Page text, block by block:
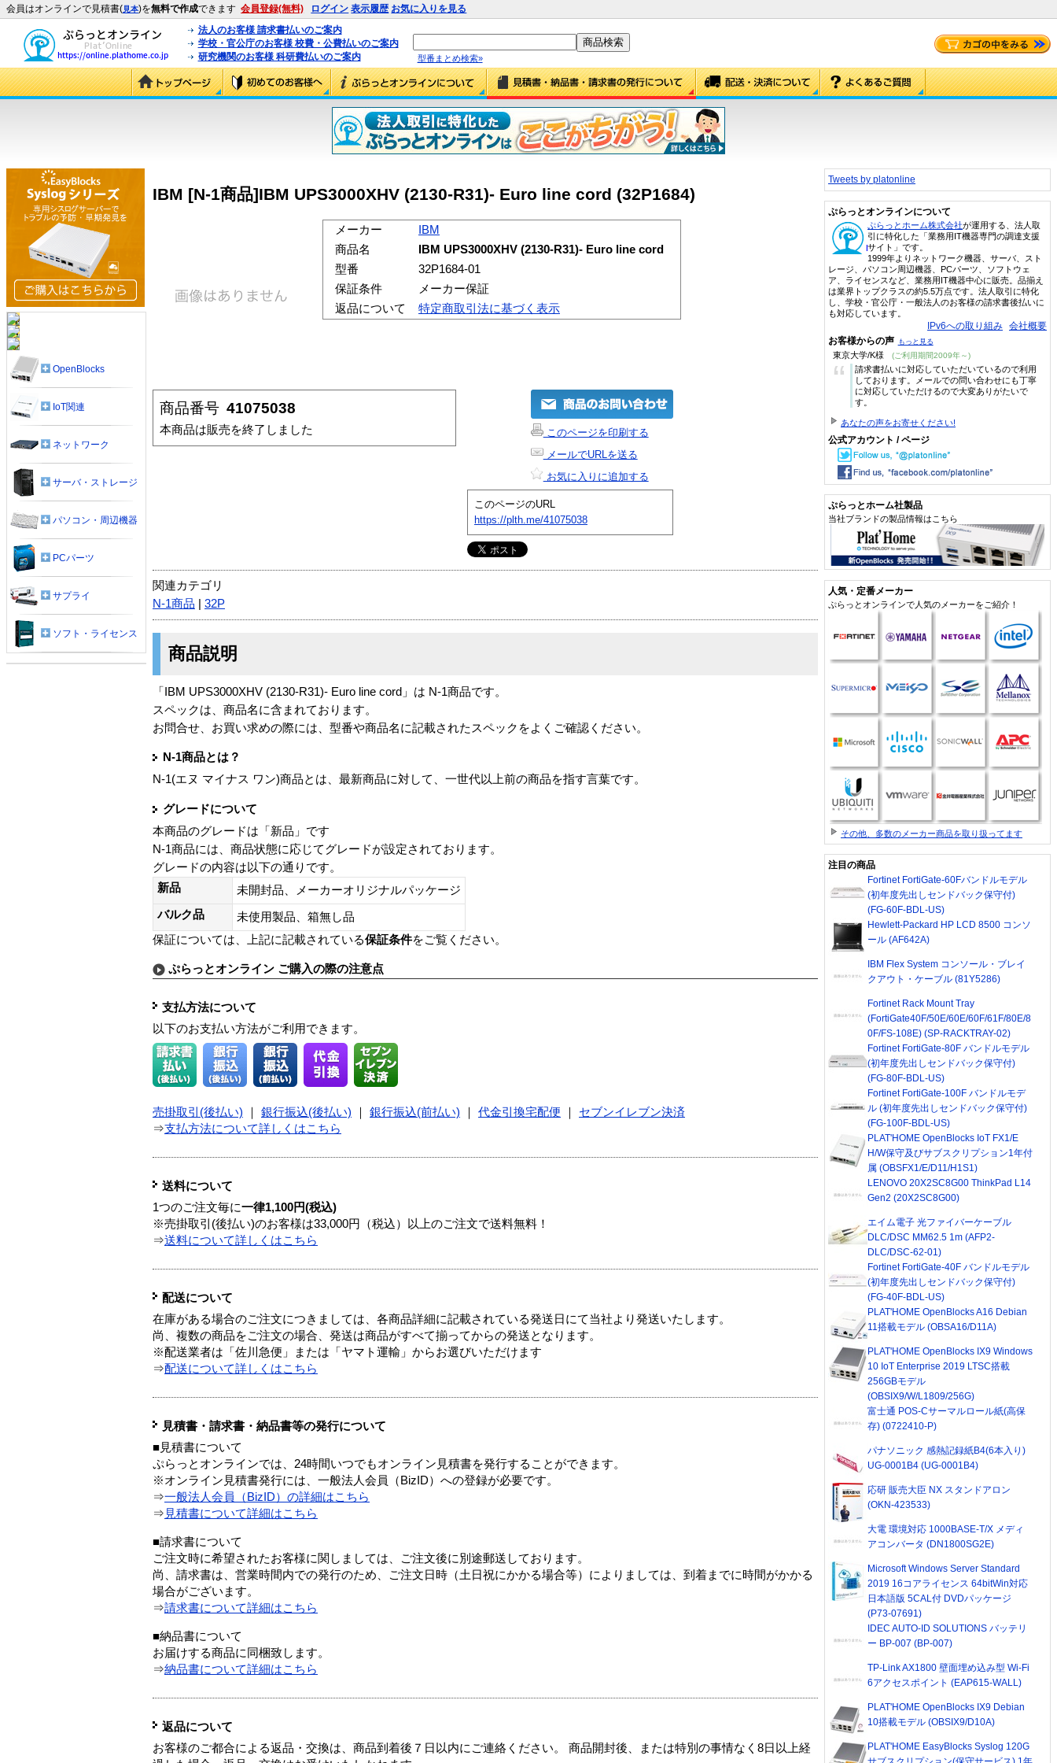
会員はオンラインで見積書(見本)を無料で作成できます 会員登録(無料) ログイン 表示履歴 お気に入りを見る
法人のお客様 請求書払いのご案内
学校・官公庁のお客様 校費・公費払いのご案内
研究機関のお客様 科研費払いのご案内
型番まとめ検索»
IBM [N-1商品]IBM UPS3000XHV (2130-R31)- Euro line cord (32P1684)
メーカー
IBM
商品名
IBM UPS3000XHV (2130-R31)- Euro line cord
型番
32P1684-01
保証条件
メーカー保証
返品について
特定商取引法に基づく表示
商品番号 41075038
本商品は販売を終了しました
このページを印刷する
メールでURLを送る
お気に入りに追加する
このページのURL
https://plth.me/41075038
関連カテゴリ
N-1商品
32P
商品説明
「IBM UPS3000XHV (2130-R31)- Euro line cord」は N-1商品です。
スペックは、商品名に含まれております。
お問合せ、お買い求めの際には、型番や商品名に記載されたスペックをよくご確認ください。
N-1商品とは？
N-1(エヌ マイナス ワン)商品とは、最新商品に対して、一世代以上前の商品を指す言葉です。
グレードについて
本商品のグレードは「新品」です
N-1商品には、商品状態に応じてグレードが設定されております。
グレードの内容は以下の通りです。
新品
未開封品、メーカーオリジナルパッケージ
バルク品
未使用製品、箱無し品
保証については、上記に記載されている保証条件をご覧ください。
ぷらっとオンライン ご購入の際の注意点
支払方法について
以下のお支払い方法がご利用できます。
売掛取引(後払い) 銀行振込(後払い) 銀行振込(前払い) 代金引換宅配便
セブンイレブン決済
⇒支払方法について詳しくはこちら
送料について
1つのご注文毎に一律1,100円(税込)
※売掛取引(後払い)のお客様は33,000円（税込）以上のご注文で送料無料！
⇒送料について詳しくはこちら
配送について
在庫がある場合のご注文につきましては、各商品詳細に記載されている発送日にて当社より発送いたします。
尚、複数の商品をご注文の場合、発送は商品がすべて揃ってからの発送となります。
※配送業者は「佐川急便」または「ヤマト運輸」からお選びいただけます
⇒配送について詳しくはこちら
見積書・請求書・納品書等の発行について
■見積書について
ぷらっとオンラインでは、24時間いつでもオンライン見積書を発行することができます。
※オンライン見積書発行には、一般法人会員（BizID）への登録が必要です。
⇒一般法人会員（BizID）の詳細はこちら
⇒ 見積書について詳細はこちら
■請求書について
ご注文時に希望されたお客様に関しましては、ご注文後に別途郵送しております。
尚、請求書は、営業時間内での発行のため、ご注文日時（土日祝にかかる場合等）によりましては、到着までに時間がかかる
場合がございます。
⇒請求書について詳細はこちら
■納品書について
お届けする商品に同梱致します。
⇒納品書について詳細はこちら
返品について
お客様のご都合による返品・交換は、商品到着後７日以内にご連絡ください。 商品開封後、または特別の事情なく8日以上経
OpenBlocks
IoT関連
ネットワーク
サーバ・ストレージ
パソコン・周辺機器
PCパーツ
サプライ
ソフト・ライセンス
Tweets by platonline
ぷらっとオンラインについて
ぷらっとホーム株式会社が運用する、法人取
引に特化した「業務用IT機器専門の調達支援
サイト」です。
1999年よりネットワーク機器、サーバ、スト
レージ、パソコン周辺機器、PCパーツ、ソフトウェ
ア、ライセンスなど、業務用IT機器中心に販売。品揃え
は業界トップクラスの約5.5万点です。法人取引に特化
し、学校・官公庁・一般法人のお客様の請求書後払いに
も対応しています。
IPv6への取り組み 会社概要
お客様からの声 もっと見る
東京大学/K様 (ご利用期間2009年～)
“
請求書払いに対応していただいているので利用
しております。メールでの問い合わせにも丁寧
に対応していただけるので大変ありがたいで
す。
あなたの声をお寄せください!
公式アカウント / ページ
ぷらっとホーム社製品
当社ブランドの製品情報はこちら
人気・定番メーカー
ぷらっとオンラインで人気のメーカーをご紹介！
その他、多数のメーカー商品を取り扱ってます
注目の商品
Fortinet FortiGate-60Fバンドルモデル
(初年度先出しセンドバック保守付)
(FG-60F-BDL-US)
Hewlett-Packard HP LCD 8500 コンソ
ール (AF642A)
IBM Flex System コンソール・ブレイ
クアウト・ケーブル (81Y5286)
Fortinet Rack Mount Tray
(FortiGate40F/50E/60E/60F/61F/80E/8
0F/FS-108E) (SP-RACKTRAY-02)
Fortinet FortiGate-80F バンドルモデル
(初年度先出しセンドバック保守付)
(FG-80F-BDL-US)
Fortinet FortiGate-100F バンドルモデ
ル (初年度先出しセンドバック保守付)
(FG-100F-BDL-US)
PLAT'HOME OpenBlocks IoT FX1/E
H/W保守及びサブスクリプション1年付
属 (OBSFX1/E/D11/H1S1)
LENOVO 20X2SC8G00 ThinkPad L14
Gen2 (20X2SC8G00)
エイム電子 光ファイバーケーブル
DLC/DSC MM62.5 1m (AFP2-
DLC/DSC-62-01)
Fortinet FortiGate-40F バンドルモデル
(初年度先出しセンドバック保守付)
(FG-40F-BDL-US)
PLAT'HOME OpenBlocks A16 Debian
11搭載モデル (OBSA16/D11A)
PLAT'HOME OpenBlocks IX9 Windows
10 IoT Enterprise 2019 LTSC搭載
256GBモデル
(OBSIX9/W/L1809/256G)
富士通 POS-Cサーマルロール紙(高保
存) (0722410-P)
パナソニック 感熱記録紙B4(6本入り)
UG-0001B4 (UG-0001B4)
応研 販売大臣 NX スタンドアロン
(OKN-423533)
大電 環境対応 1000BASE-T/X メディ
アコンバータ (DN1800SG2E)
Microsoft Windows Server Standard
2019 16コアライセンス 64bitWin対応
日本語版 5CAL付 DVDパッケージ
(P73-07691)
IDEC AUTO-ID SOLUTIONS バッテリ
ー BP-007 (BP-007)
TP-Link AX1800 壁面埋め込み型 Wi-Fi
6アクセスポイント (EAP615-WALL)
PLAT'HOME OpenBlocks IX9 Debian
10搭載モデル (OBSIX9/D10A)
PLAT'HOME EasyBlocks Syslog 120G